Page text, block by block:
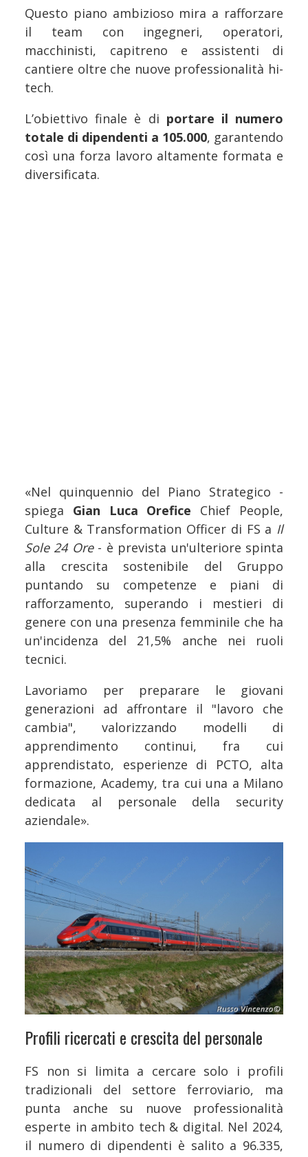
Questo piano ambizioso mira a rafforzare
il team con ingegneri, operatori,
macchinisti, capitreno e assistenti di
cantiere oltre che nuove professionalità hi-
tech.
L’obiettivo finale è di portare il numero
totale di dipendenti a 105.000, garantendo
così una forza lavoro altamente formata e
diversificata.
«Nel quinquennio del Piano Strategico -
spiega Gian Luca Orefice Chief People,
Culture & Transformation Officer di FS a Il
Sole 24 Ore - è prevista un'ulteriore spinta
alla crescita sostenibile del Gruppo
puntando su competenze e piani di
rafforzamento, superando i mestieri di
genere con una presenza femminile che ha
un'incidenza del 21,5% anche nei ruoli
tecnici.
Lavoriamo per preparare le giovani
generazioni ad affrontare il "lavoro che
cambia", valorizzando modelli di
apprendimento continui, fra cui
apprendistato, esperienze di PCTO, alta
formazione, Academy, tra cui una a Milano
dedicata al personale della security
aziendale».
Profili ricercati e crescita del personale
FS non si limita a cercare solo i profili
tradizionali del settore ferroviario, ma
punta anche su nuove professionalità
esperte in ambito tech & digital. Nel 2024,
il numero di dipendenti è salito a 96.335,